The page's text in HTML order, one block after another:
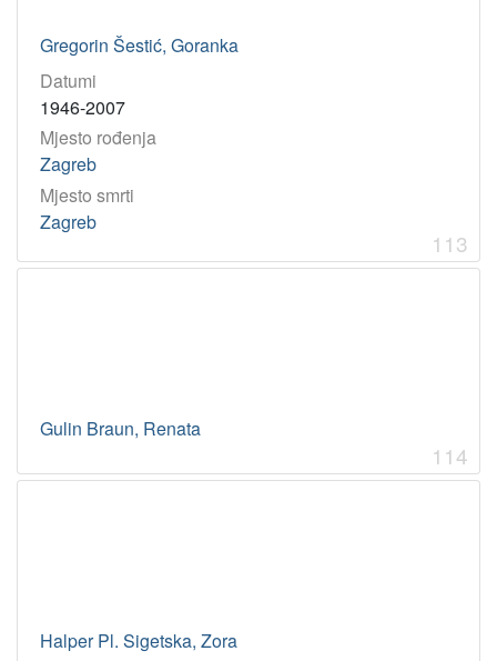
Gregorin Šestić, Goranka
Datumi
1946-2007
Mjesto rođenja
Zagreb
Mjesto smrti
Zagreb
113
Gulin Braun, Renata
114
Halper Pl. Sigetska, Zora